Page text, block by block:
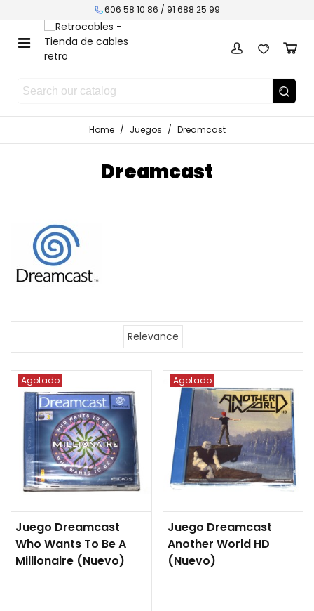
606 58 10 86 / 91 688 25 99
Home / Juegos / Dreamcast
Dreamcast
Relevance
Agotado
Juego Dreamcast
Who Wants To Be A
Millionaire (nuevo)
Agotado
Juego Dreamcast
Another World HD
(nuevo)